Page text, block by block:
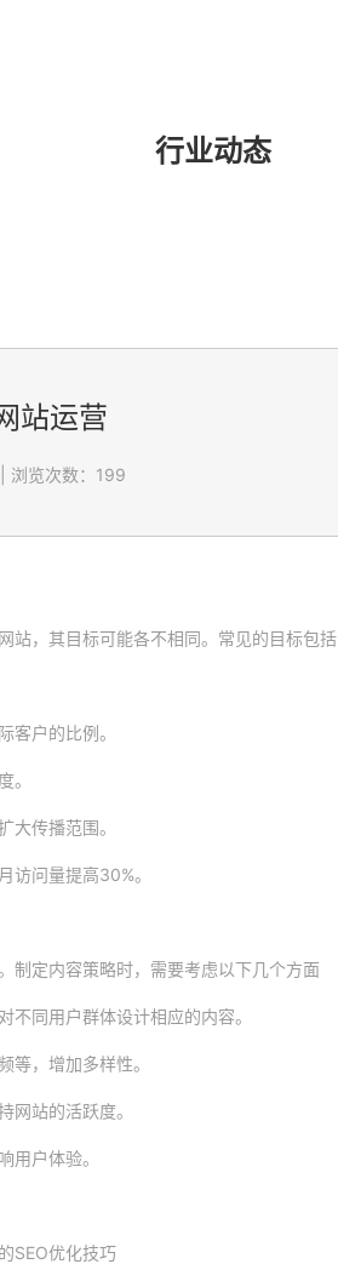
行业动态
站运营
浏览次数：199
站，其目标可能各不相同。常见的目标包括
客户的比例。
。
大传播范围。
访问量提高30%。
制定内容策略时，需要考虑以下几个方面
同用户群体设计相应的内容。
等，增加多样性。
网站的活跃度。
用户体验。
SEO优化技巧